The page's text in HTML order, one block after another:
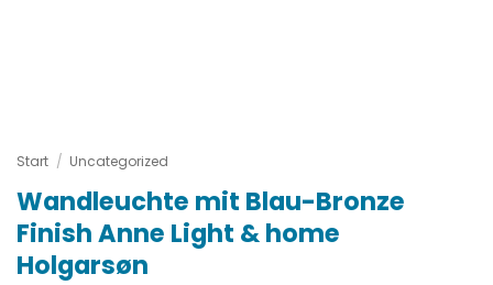
Start / Uncategorized
Wandleuchte mit Blau-Bronze
Finish Anne Light & home
Holgarsøn